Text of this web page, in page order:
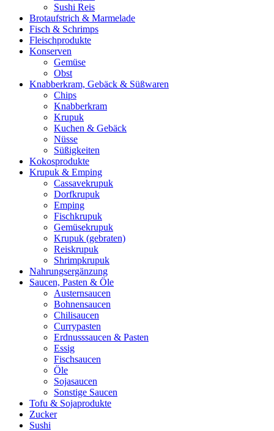
Sushi Reis
Brotaufstrich & Marmelade
Fisch & Schrimps
Fleischprodukte
Konserven
Gemüse
Obst
Knabberkram, Gebäck & Süßwaren
Chips
Knabberkram
Krupuk
Kuchen & Gebäck
Nüsse
Süßigkeiten
Kokosprodukte
Krupuk & Emping
Cassavekrupuk
Dorfkrupuk
Emping
Fischkrupuk
Gemüsekrupuk
Krupuk (gebraten)
Reiskrupuk
Shrimpkrupuk
Nahrungsergänzung
Saucen, Pasten & Öle
Austernsaucen
Bohnensaucen
Chilisaucen
Currypasten
Erdnusssaucen & Pasten
Essig
Fischsaucen
Öle
Sojasaucen
Sonstige Saucen
Tofu & Sojaprodukte
Zucker
Sushi